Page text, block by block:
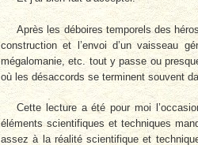
Après les déboires temporels des
construction et l’envoi d’un vaisseau
mégalomanie, etc. tout y passe ou
où les désaccords se terminent souvent
Cette lecture a été pour moi
éléments scientifiques et techniques
assez à la réalité scientifique et